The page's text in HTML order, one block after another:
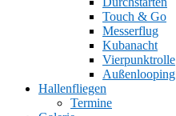
Touch & Go
Messerflug
Kubanacht
Vierpunktrolle
Außenlooping
Hallenfliegen
Termine